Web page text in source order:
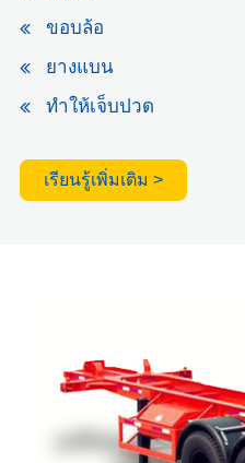
ขอบล้อ
ยางแบน
ทำให้เจ็บปวด
เรียนรู้เพิ่มเติม >